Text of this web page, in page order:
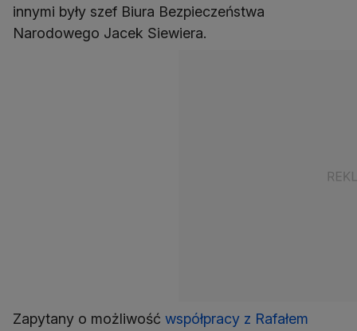
innymi były szef Biura Bezpieczeństwa
Narodowego Jacek Siewiera.
Zapytany o możliwość współpracy z Rafałem